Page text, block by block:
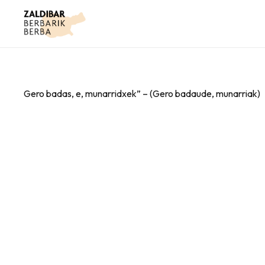
Gero badas, e, munarridxek” – (Gero badaude, munarriak)